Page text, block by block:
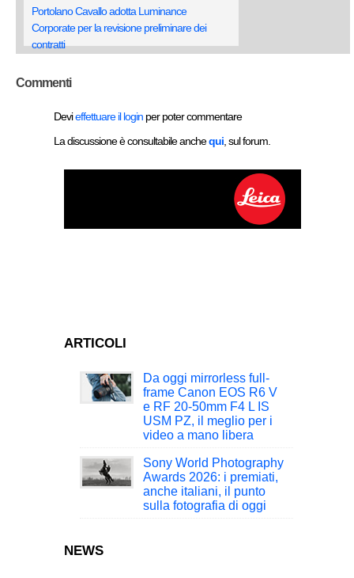
Portolano Cavallo adotta Luminance
Corporate per la revisione preliminare dei
contratti
Commenti
Devieffettuare il login per poter commentare
La discussione è consultabile anchequi, sul forum.
ARTICOLI
Da oggi mirrorless full-
frame Canon EOS R6 V
e RF 20-50mm F4 L IS
USM PZ, il meglio per i
video a mano libera
Sony World Photography
Awards 2026: i premiati,
anche italiani, il punto
sulla fotografia di oggi
NEWS